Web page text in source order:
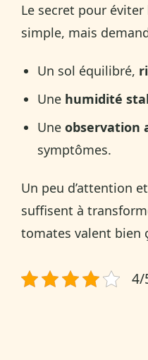
Le secret pour
simple, mais
Un sol équilibré,
Une humidité
Uneobservation
symptômes.
Un peu d’attention
suffisent à
tomates valent bien
4/